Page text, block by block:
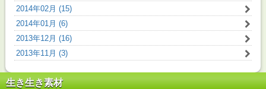
2014年02月 (15)
2014年01月 (6)
2013年12月 (16)
2013年11月 (3)
生き生き素材